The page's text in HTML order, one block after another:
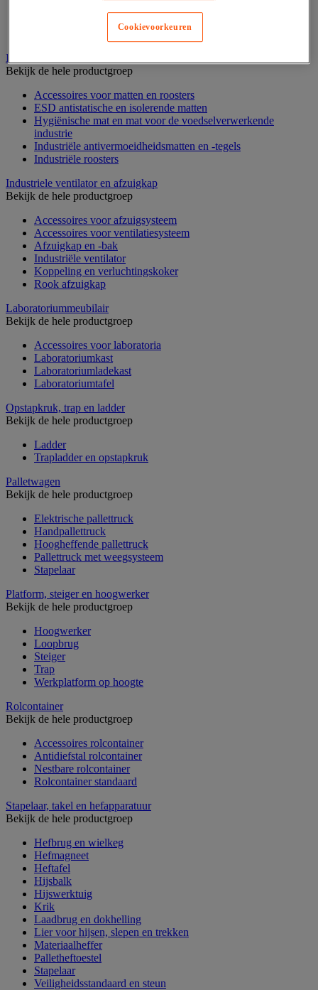
Industriële mat, tegel en rooster
Bekijk de hele productgroep
Accessoires voor matten en roosters
ESD antistatische en isolerende matten
Hygiënische mat en mat voor de voedselverwerkende
industrie
Industriële antivermoeidheidsmatten en -tegels
Industriële roosters
Industriele ventilator en afzuigkap
Bekijk de hele productgroep
Accessoires voor afzuigsysteem
Accessoires voor ventilatiesysteem
Afzuigkap en -bak
Industriële ventilator
Koppeling en verluchtingskoker
Rook afzuigkap
Laboratoriummeubilair
Bekijk de hele productgroep
Accessoires voor laboratoria
Laboratoriumkast
Laboratoriumladekast
Laboratoriumtafel
Opstapkruk, trap en ladder
Bekijk de hele productgroep
Ladder
Trapladder en opstapkruk
Palletwagen
Bekijk de hele productgroep
Elektrische pallettruck
Handpallettruck
Hoogheffende pallettruck
Pallettruck met weegsysteem
Stapelaar
Platform, steiger en hoogwerker
Bekijk de hele productgroep
Hoogwerker
Loopbrug
Steiger
Trap
Werkplatform op hoogte
Rolcontainer
Bekijk de hele productgroep
Accessoires rolcontainer
Antidiefstal rolcontainer
Nestbare rolcontainer
Rolcontainer standaard
Stapelaar, takel en hefapparatuur
Bekijk de hele productgroep
Hefbrug en wielkeg
Hefmagneet
Heftafel
Hijsbalk
Hijswerktuig
Krik
Laadbrug en dokhelling
Lier voor hijsen, slepen en trekken
Materiaalheffer
Palletheftoestel
Stapelaar
Veiligheidsstandaard en steun
Cookievoorkeuren